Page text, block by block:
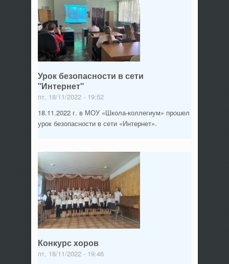
Урок безопасности в сети
"Интернет"
пт, 18/11/2022 - 19:52
18.11.2022 г. в МОУ «Школа-коллегиум» прошел
урок безопасности в сети «Интернет».
Конкурс хоров
пт, 18/11/2022 - 19:46